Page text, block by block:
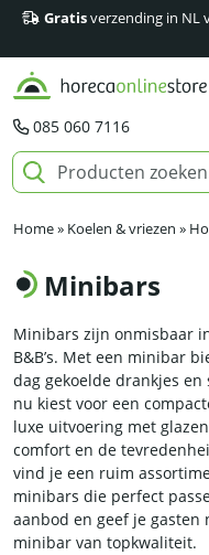
Gratisverzending in NL
085 060 7116
Home» Koelen & vriezen »
Minibars
Minibars zijn onmisbaar
B&B’s. Met een minibar
dag gekoelde drankjes
nu kiest voor een
luxe uitvoering met
comfort en de
vind je een ruim
minibars die perfect
aanbod en geef je gasten
minibar van topkwaliteit.